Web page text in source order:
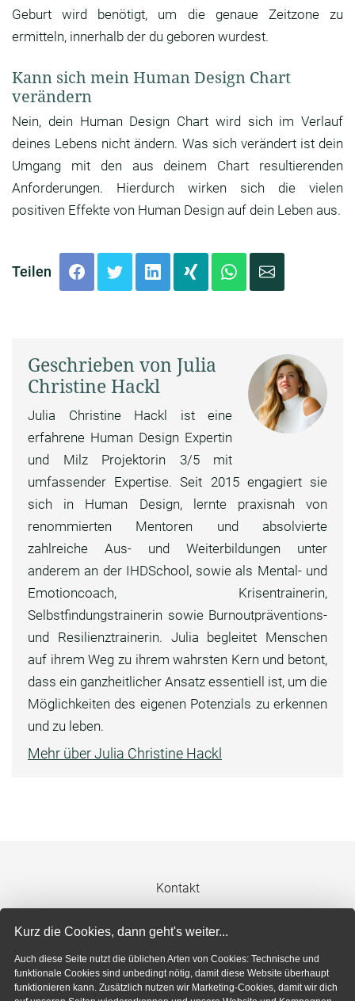
Kurz die Cookies, dann geht's weiter...
Auch diese Seite nutzt die üblichen Arten von Cookies: Technische und
funktionale Cookies sind unbedingt nötig, damit diese Website überhaupt
funktionieren kann. Zusätzlich nutzen wir Marketing-Cookies, damit wir dich
Geburt wird benötigt, um die genaue Zeitzone zu
ermitteln, innerhalb der du geboren wurdest.
Kann sich mein Human Design Chart
verändern
Nein, dein Human Design Chart wird sich im Verlauf
deines Lebens nicht ändern. Was sich verändert ist dein
Umgang mit den aus deinem Chart resultierenden
Anforderungen. Hierdurch wirken sich die vielen
positiven Effekte von Human Design auf dein Leben aus.
Teilen
Geschrieben von Julia
Christine Hackl
Julia Christine Hackl ist eine
erfahrene Human Design Expertin
und Milz Projektorin 3/5 mit
umfassender Expertise. Seit 2015 engagiert sie
sich in Human Design, lernte praxisnah von
renommierten Mentoren und absolvierte
zahlreiche Aus- und Weiterbildungen unter
anderem an der IHDSchool, sowie als Mental- und
Emotioncoach, Krisentrainerin,
Selbstfindungstrainerin sowie Burnoutpräventions-
und Resilienztrainerin. Julia begleitet Menschen
auf ihrem Weg zu ihrem wahrsten Kern und betont,
dass ein ganzheitlicher Ansatz essentiell ist, um die
Möglichkeiten des eigenen Potenzials zu erkennen
und zu leben.
Mehr über Julia Christine Hackl
Kontakt
Impressum
Datenschutzerklärung